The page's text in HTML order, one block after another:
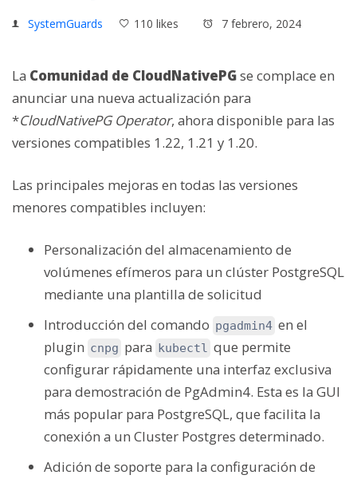
SystemGuards 110 likes 7 febrero, 2024
La Comunidad de CloudNativePGse complace en
anunciar una nueva actualización para
*CloudNativePG Operator, ahora disponible para las
versiones compatibles 1.22, 1.21 y 1.20.
Las principales mejoras en todas las versiones
menores compatibles incluyen:
Personalización del almacenamiento de
volúmenes efímeros para un clúster PostgreSQL
mediante una plantilla de solicitud
Introducción del comando pgadmin4 en el
plugin cnpg para kubectl que permite
configurar rápidamente una interfaz exclusiva
para demostración de PgAdmin4. Esta es la GUI
más popular para PostgreSQL, que facilita la
conexión a un Cluster Postgres determinado.
Adición de soporte para la configuración de